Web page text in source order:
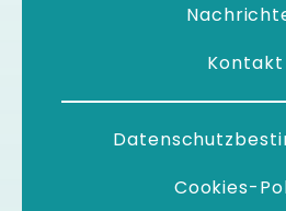
Kontakt
Cookies-